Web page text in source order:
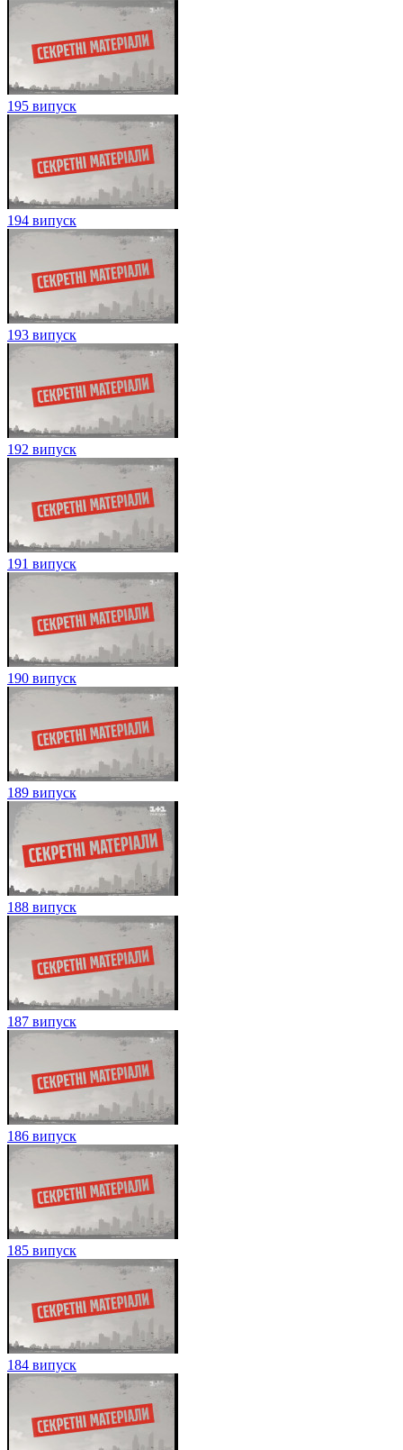
195 випуск
194 випуск
193 випуск
192 випуск
191 випуск
190 випуск
189 випуск
188 випуск
187 випуск
186 випуск
185 випуск
184 випуск